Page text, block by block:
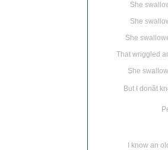
She
She
She
That wriggled
She
But I donât
I know an